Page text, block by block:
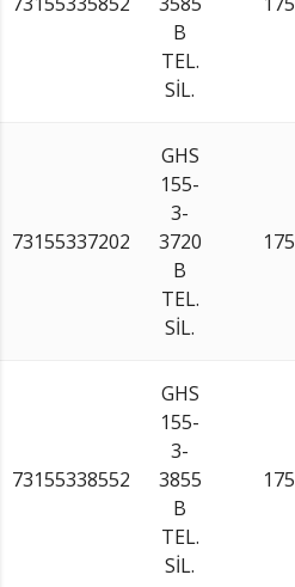
B
TEL.
SİL.
73155337202
GHS
155-
3-
3720
B
TEL.
SİL.
175
73155338552
GHS
155-
3-
3855
B
TEL.
SİL.
175